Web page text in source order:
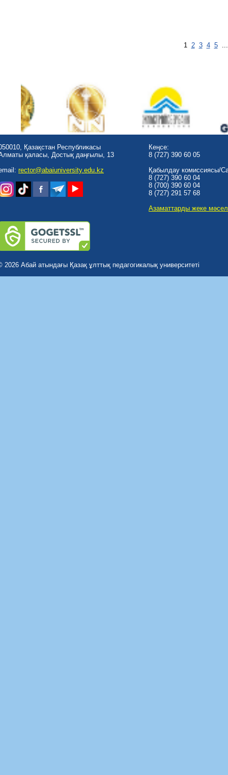
1 2 3 4 5
Қазақстан Республикасы
қаласы, Достық даңғылы, 13
rector@abaiuniversity.edu.kz
Кеңсе:
8 (727) 390 60 05
Қабылдау комиссиясы/
8 (727) 390 60 04
8 (700) 390 60 04
8 (727) 291 57 68
Азаматтарды жеке
2026 Абай атындағы Қазақ ұлттық педагогикалық университеті